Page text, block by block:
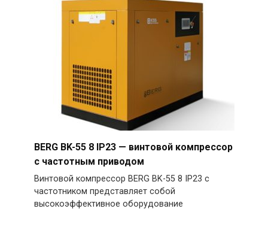
BERG BK-55 8 IP23 — винтовой компрессор
с частотным приводом
Винтовой компрессор BERG BK-55 8 IP23 с
частотником представляет собой
высокоэффективное оборудование